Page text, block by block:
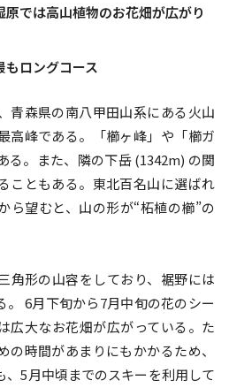
では高山植物のお花畑が広がり
もロングコース
青森県の南八甲田山系にある火山
高峰である。「櫛ヶ峰」や「櫛ガ
る。また、隣の下岳 (1342m) の関
こともある。東北百名山に選ばれ
ら望むと、山の形が“柘植の櫛”の
角形の山容をしており、裾野には
。 6月下旬から7月中旬の花のシー
広大なお花畑が広がっている。た
の時間があまりにもかかるため、
、5月中頃までのスキーを利用して